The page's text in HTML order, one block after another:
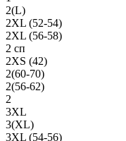
2(L)
2XL (52-54)
2XL (56-58)
2 сп
2XS (42)
2(60-70)
2(56-62)
2
3XL
3(XL)
3XL (54-56)